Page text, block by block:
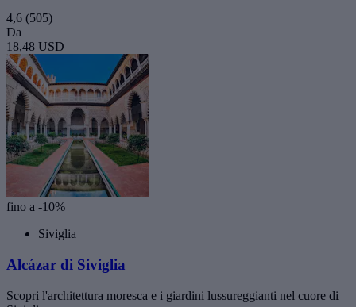
4,6 (505)
Da
18,48 USD
fino a -10%
Siviglia
Alcázar di Siviglia
Scopri l'architettura moresca e i giardini lussureggianti nel cuore di